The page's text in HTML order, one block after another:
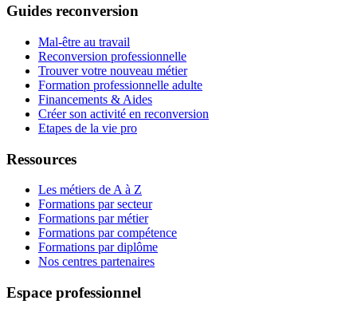
Guides reconversion
Mal-être au travail
Reconversion professionnelle
Trouver votre nouveau métier
Formation professionnelle adulte
Financements & Aides
Créer son activité en reconversion
Etapes de la vie pro
Ressources
Les métiers de A à Z
Formations par secteur
Formations par métier
Formations par compétence
Formations par diplôme
Nos centres partenaires
Espace professionnel